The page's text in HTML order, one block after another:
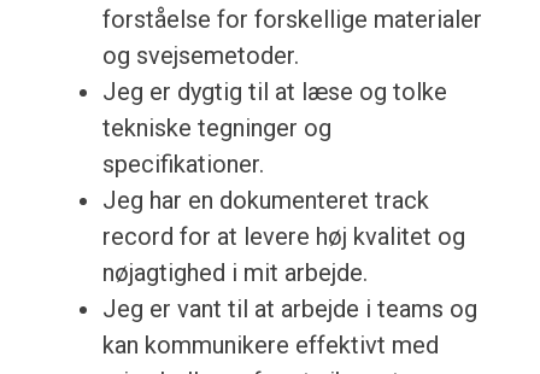
forståelse for forskellige materialer
og svejsemetoder.
Jeg er dygtig til at læse og tolke
tekniske tegninger og
specifikationer.
Jeg har en dokumenteret track
record for at levere høj kvalitet og
nøjagtighed i mit arbejde.
Jeg er vant til at arbejde i teams og
kan kommunikere effektivt med